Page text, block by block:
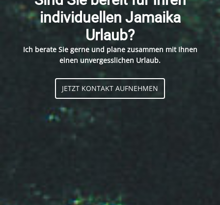
individuellen Jamaika
Urlaub?
Ich berate Sie gerne und plane zusammen mit Ihnen
einen unvergesslichen Urlaub.
JETZT KONTAKT AUFNEHMEN